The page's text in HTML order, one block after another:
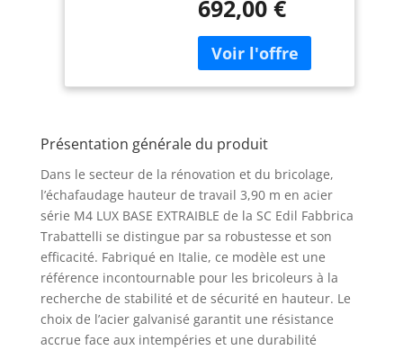
antidérapants moletés
nouvelles
réglementations
Dimensions de la base
avec bombage et
692,00 €
Présentation générale du produit
Dans le secteur de la rénovation et du bricolage,
l’échafaudage hauteur de travail 3,90 m en acier
série M4 LUX BASE EXTRAIBLE de la SC Edil Fabbrica
Trabattelli se distingue par sa robustesse et son
efficacité. Fabriqué en Italie, ce modèle est une
référence incontournable pour les bricoleurs à la
recherche de stabilité et de sécurité en hauteur. Le
choix de l’acier galvanisé garantit une résistance
accrue face aux intempéries et une durabilité